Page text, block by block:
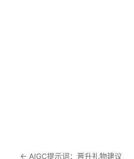
← AIGC提示词：晋升礼物建议